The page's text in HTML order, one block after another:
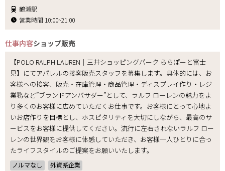
鶴瀬駅
営業時間 10:00~21:00
仕事内容ショップ販売
【POLO RALPH LAUREN｜三井ショッピングパーク ららぽーと富士
見】にてアパレルの接客販売スタッフを募集します。具体的には、お
客様への接客、販売・在庫管理・商品管理・ディスプレイ作り・レジ
業務など”ブランドアンバサダー”として、ラルフ ローレンの魅力をよ
り多くのお客様に広めていただくお仕事です。お客様にとって心地よ
いお店作りを目標とし、ホスピタリティを大切にしながら、最高のサ
ービスをお客様に提供してください。流行に左右されないラルフ ロー
レンの世界観をお客様に体感していただき、お客様一人ひとりに合っ
たライフスタイルのご提案をお願いいたします。
ノルマなし 外資系企業